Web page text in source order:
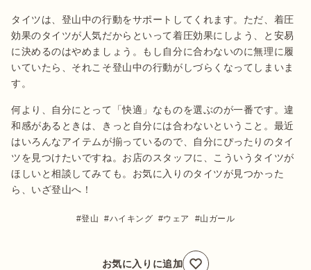
タイツは、登山中の行動をサポートしてくれます。ただ、着圧
効果のタイツが人気だからといって着圧効果にしよう、と安易
に決めるのはやめましょう。もし自分に合わないのに無理に履
いていたら、それこそ登山中の行動がしづらくなってしまいま
す。
何より、自分にとって「快適」なものを選ぶのが一番です。違
和感があるときは、きっと自分には合わないということ。最近
はいろんなアイテムが揃っているので、自分にぴったりのタイ
ツを見つけたいですね。お店のスタッフに、こういうタイツが
ほしいと相談してみても。お気に入りのタイツが見つかった
ら、いざ登山へ！
登山 ハイキング ウェア 山ガール
お気に入りに追加